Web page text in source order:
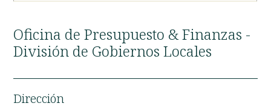
Oficina de Presupuesto & Finanzas -
División de Gobiernos Locales
Dirección